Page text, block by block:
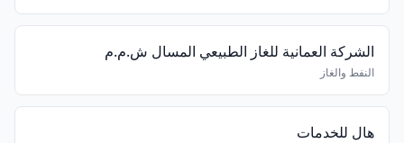
الشركة العمانية للغاز الطبيعي المسال ش.م.م
النفط والغاز
هال للخدمات